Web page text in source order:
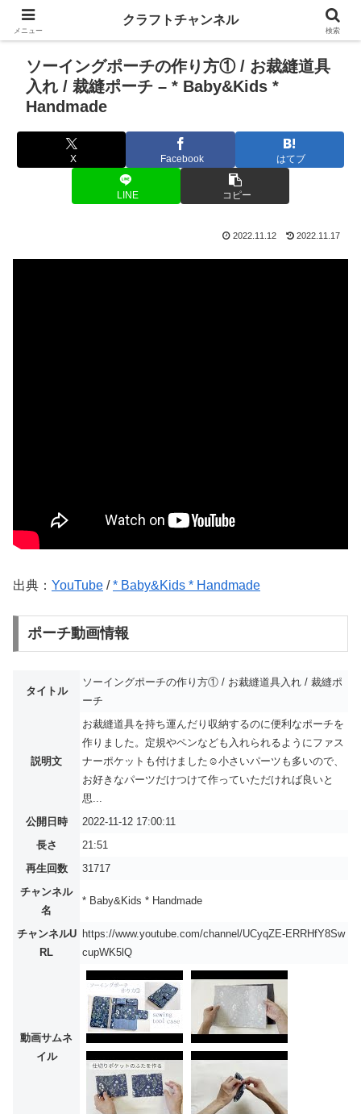
ソーイングポーチの作り方① / お裁縫道具
入れ / 裁縫ポーチ – * Baby&Kids *
Handmade
X Facebook はてブ
LINE コピー
2022.11.12 2022.11.17
出典： YouTube /* Baby&Kids * Handmade
ポーチ動画情報
タイトル
ソーイングポーチの作り方① / お裁縫道具入れ / 裁縫ポ
ーチ
説明文
お裁縫道具を持ち運んだり収納するのに便利なポーチを
作りました。定規やペンなども入れられるようにファス
ナーポケットも付けました☺小さいパーツも多いので、
お好きなパーツだけつけて作っていただければ良いと
思...
公開日時
2022-11-12 17:00:11
長さ
21:51
再生回数
31717
チャンネル
名
* Baby&Kids * Handmade
チャンネルU
RL
https://www.youtube.com/channel/UCyqZE-ERRHfY8Sw
cupWK5lQ
動画サムネ
イル
メニュー
クラフトチャンネル
検索